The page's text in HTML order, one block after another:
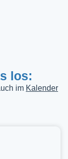
los:
im Kalender